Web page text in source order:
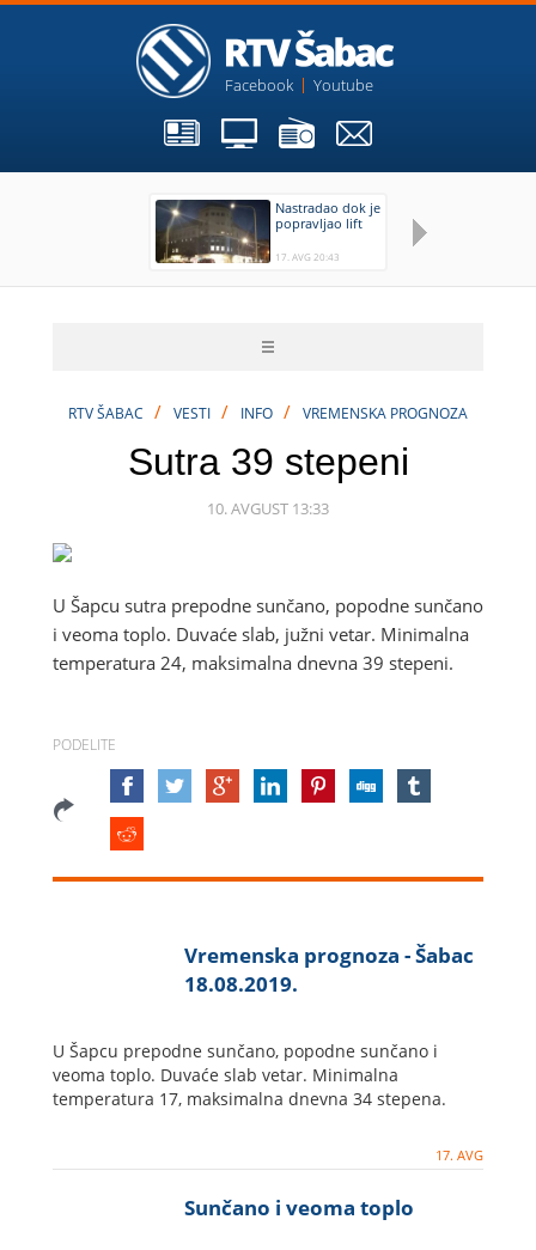
Facebook Youtube
Nastradao dok je
popravljao lift
17. AVG 20:43
RTV ŠABAC / VESTI / INFO / VREMENSKA PROGNOZA
Sutra 39 stepeni
10. AVGUST 13:33
U Šapcu sutra prepodne sunčano, popodne sunčano
i veoma toplo. Duvaće slab, južni vetar. Minimalna
temperatura 24, maksimalna dnevna 39 stepeni.
PODELITE
Vremenska prognoza - Šabac
18.08.2019.
U Šapcu prepodne sunčano, popodne sunčano i
veoma toplo. Duvaće slab vetar. Minimalna
temperatura 17, maksimalna dnevna 34 stepena.
17. AVG
Sunčano i veoma toplo